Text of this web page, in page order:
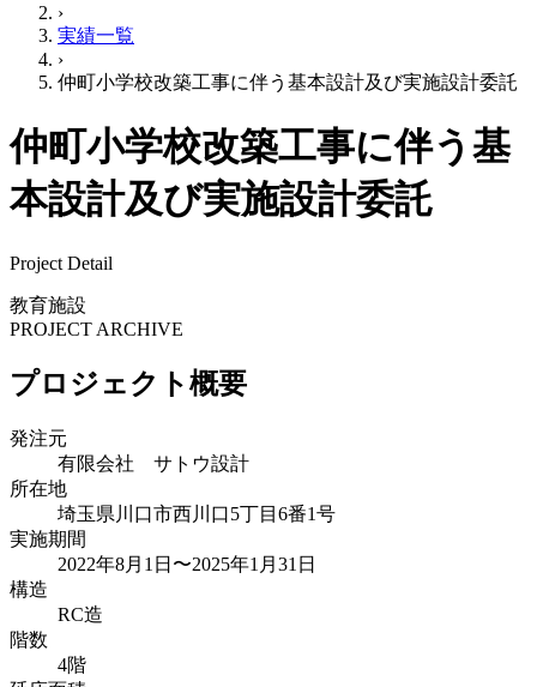
›
実績一覧
›
仲町小学校改築工事に伴う基本設計及び実施設計委託
仲町小学校改築工事に伴う基
本設計及び実施設計委託
Project Detail
教育施設
PROJECT ARCHIVE
プロジェクト概要
発注元
有限会社 サトウ設計
所在地
埼玉県川口市西川口5丁目6番1号
実施期間
2022年8月1日〜2025年1月31日
構造
RC造
階数
4階